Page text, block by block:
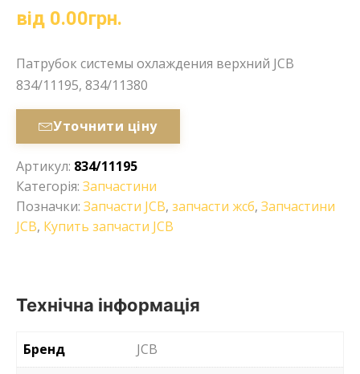
від 0.00грн.
Патрубок системы охлаждения верхний JCB
834/11195, 834/11380
Уточнити ціну
Артикул: 834/11195
Категорія: Запчастини
Позначки: Запчасти JCB, запчасти жсб, Запчастини
JCB, Купить запчасти JCB
Технічна інформація
Бренд
JCB